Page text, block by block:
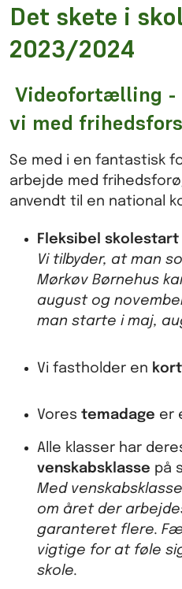
Det skete i
2023/2024
Videofortælling -
vi med
Se med i en fantastisk
arbejde med
anvendt til en national
Fleksibel skolestart
Vi tilbyder, at man
Mørkøv Børnehus
august og
man starte i maj,
Vi fastholder en
Vores temadage er
Alle klasser har
venskabsklasse på
Med
om året der
garanteret flere.
vigtige for at føle
skole.